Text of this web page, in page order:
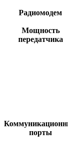
Радиомодем
Мощность
передатчика
порты